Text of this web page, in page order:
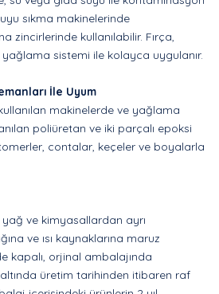
sıkma makinelerinde
zincirlerinde kullanılabilir. Fırça,
sistemi ile kolayca uygulanır.
İle Uyum
makinelerde ve yağlama
poliüretan ve iki parçalı epoksi
contalar, keçeler ve boyalarla
ve kimyasallardan ayrı
ve ısı kaynaklarına maruz
kapalı, orjinal ambalajında
altında üretim tarihinden itibaren raf